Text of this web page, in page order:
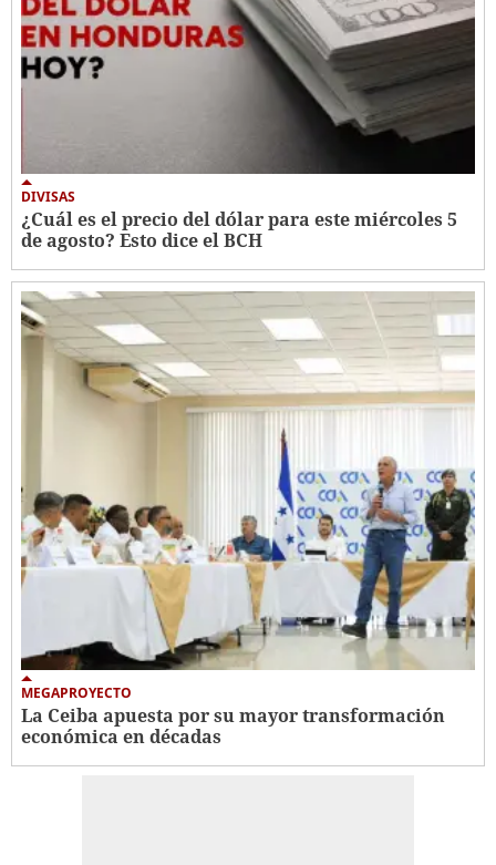
DIVISAS
¿Cuál es el precio del dólar para este miércoles 5
de agosto? Esto dice el BCH
MEGAPROYECTO
La Ceiba apuesta por su mayor transformación
económica en décadas